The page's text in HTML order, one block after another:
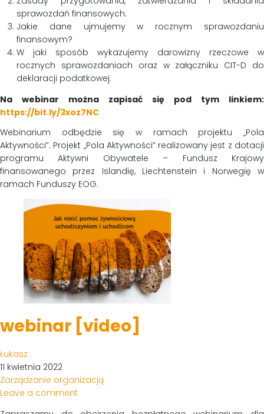
sprawozdań finansowych.
Jakie dane ujmujemy w rocznym sprawozdaniu
finansowym?
W jaki sposób wykazujemy darowizny rzeczowe w
rocznych sprawozdaniach oraz w załączniku CIT-D do
deklaracji podatkowej.
Na webinar można zapisać się pod tym linkiem:
https://bit.ly/3xoz7NC
Webinarium odbędzie się w ramach projektu „Pola
Aktywności”. Projekt „Pola Aktywności” realizowany jest z dotacji
programu Aktywni Obywatele – Fundusz Krajowy
finansowanego przez Islandię, Liechtenstein i Norwegię w
ramach Funduszy EOG.
webinar [video]
Łukasz
11 kwietnia 2022
Zarządzanie organizacją
Leave a comment